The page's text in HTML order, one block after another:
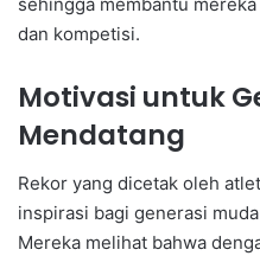
sehingga membantu
dan kompetisi.
Motivasi untuk
Mendatang
Rekor yang dicetak oleh
inspirasi bagi generasi
Mereka melihat bahwa